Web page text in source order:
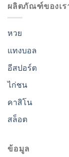
ผลิตภัณฑ์ของเร
หวย
แทงบอล
อีสปอร์ต
ไก่ชน
คาสิโน
สล็อต
ข้อมูล